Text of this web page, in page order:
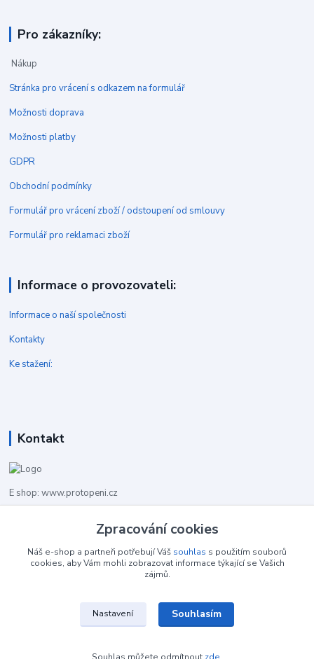
Pro zákazníky:
Nákup
Stránka pro vrácení s odkazem na formulář
Možnosti doprava
Možnosti platby
GDPR
Obchodní podmínky
Formulář pro vrácení zboží / odstoupení od smlouvy
Formulář pro reklamaci zboží
Informace o provozovateli:
Informace o naší společnosti
Kontakty
Ke stažení:
Kontakt
E shop: www.protopeni.cz
+420 483 710 226
info@protopeni.cz
Zpracování cookies
Náš e-shop a partneři potřebují Váš souhlas s použitím souborů
cookies, aby Vám mohli zobrazovat informace týkající se Vašich
zájmů.
Nastavení Souhlasím